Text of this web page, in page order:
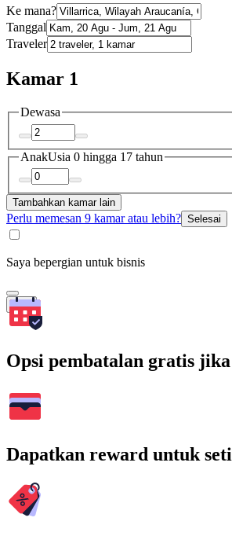
Ke mana?
Tanggal
Traveler
Kamar 1
Dewasa
AnakUsia 0 hingga 17 tahun
Tambahkan kamar lain
Perlu memesan 9 kamar atau lebih? Selesai
Saya bepergian untuk bisnis
Cari
Opsi pembatalan gratis
Dapatkan reward untuk